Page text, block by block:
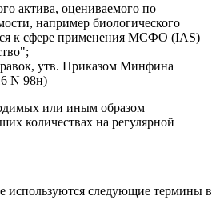
актива, оцениваемого по
например биологического
к сфере применения МСФО (IAS)
утв. Приказом Минфина
N 98н)
или иным образом
количествах на регулярной
используются следующие термины в